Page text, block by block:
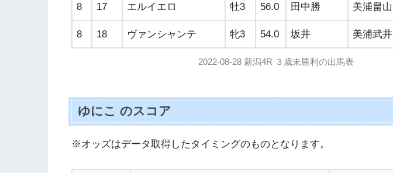
8 17 エルイエロ 牡3 56.0 田中勝 美浦畠山
8 18 ヴァンシャンテ 牝3 54.0 坂井 美浦武井
2022-08-28 新潟4R ３歳未勝利の出馬表
ゆにこ のスコア
※オッズはデータ取得したタイミングのものとなります。